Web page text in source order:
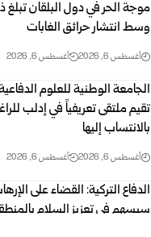
موجة الحر في دول البلقان تبلغ
وسط انتشار حرائق الغابات
أغسطس 6, 2026 أغسطس 6, 2026
الجامعة الوطنية للعلوم
تقيم ملتقى تعريفياً في إدلب
بالانتساب إليها
أغسطس 6, 2026 أغسطس 6, 2026
الدفاع التركية: القضاء على
سيسهم في تعزيز السلام